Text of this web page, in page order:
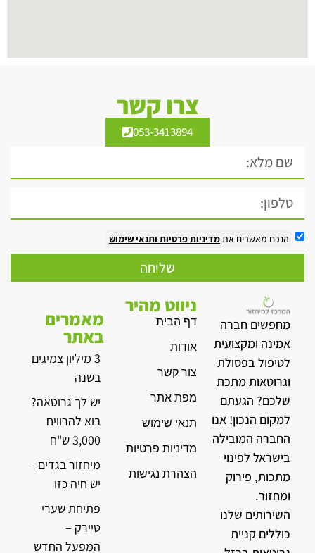
צרו קשר
053-3413894
הנכם מאשרים אתמדיניות פרטיות ותנאי שימוש
שליחה
מחפשים חברה
אמינה ומקצועית
לטיפול בפסולת
וגרוטאות מתכת
שלכם? הגעתם
למקום הנכון! אנו
החברה המובילה
בישראל לפינוי
מתכות, פירוק
ומחזור.
השירותים שלנו
כוללים קניית
ניווט מהיר
דף הבית
אודות
צור קשר
מפת אתר
תנאי שימוש
מדיניות פרטיות
הצהרת נגישות
מאמרים
באתר
3 מיליון צמיגים
בשנה
יש לך גרוטאה?
בוא להרוויח
3,000 ש"ח
מיחזור בגדים –
יש חיה כזו
פתיחת שערי
טיירק –
המפעל החדש